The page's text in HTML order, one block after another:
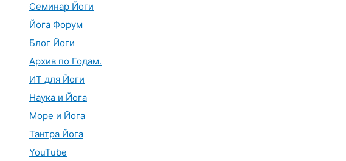
Семинар Йоги
Йога Форум
Блог Йоги
Архив по Годам.
ИТ для Йоги
Наука и Йога
Море и Йога
Тантра Йога
YouTube